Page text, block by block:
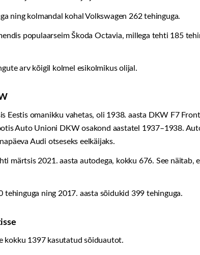
ning kolmandal kohal Volkswagen 262 tehinguga.
populaarseim Škoda Octavia, millega tehti 185
arv kõigil kolmel esikolmikus olijal.
Eestis omanikku vahetas, oli 1938. aasta DKW F7
Auto Unioni DKW osakond aastatel 1937–1938.
Audi otseseks eelkäijaks.
märtsis 2021. aasta autodega, kokku 676. See näitab,
tehinguga ning 2017. aasta sõidukid 399 tehinguga.
kokku 1397 kasutatud sõiduautot.